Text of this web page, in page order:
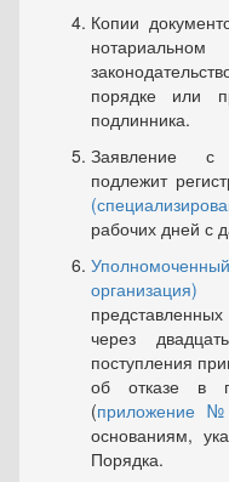
Копии
порядке или
подлинника.
Заявление с
подлежит
рабочих дней с
организация)
через
поступления
об отказе в
(приложение
основаниям,
Порядка.